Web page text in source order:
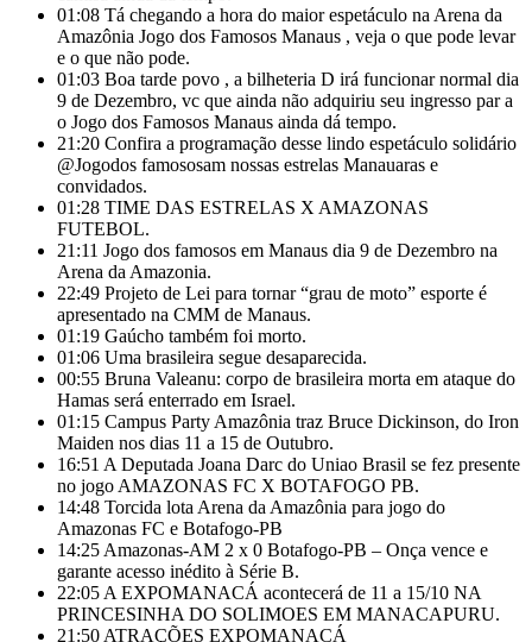
01:08 Tá chegando a hora do maior espetáculo na Arena da
Amazônia Jogo dos Famosos Manaus , veja o que pode levar
e o que não pode.
01:03 Boa tarde povo , a bilheteria D irá funcionar normal dia
9 de Dezembro, vc que ainda não adquiriu seu ingresso par a
o Jogo dos Famosos Manaus ainda dá tempo.
21:20 Confira a programação desse lindo espetáculo solidário
@Jogodos famososam nossas estrelas Manauaras e
convidados.
01:28 TIME DAS ESTRELAS X AMAZONAS
FUTEBOL.
21:11 Jogo dos famosos em Manaus dia 9 de Dezembro na
Arena da Amazonia.
22:49 Projeto de Lei para tornar “grau de moto” esporte é
apresentado na CMM de Manaus.
01:19 Gaúcho também foi morto.
01:06 Uma brasileira segue desaparecida.
00:55 Bruna Valeanu: corpo de brasileira morta em ataque do
Hamas será enterrado em Israel.
01:15 Campus Party Amazônia traz Bruce Dickinson, do Iron
Maiden nos dias 11 a 15 de Outubro.
16:51 A Deputada Joana Darc do Uniao Brasil se fez presente
no jogo AMAZONAS FC X BOTAFOGO PB.
14:48 Torcida lota Arena da Amazônia para jogo do
Amazonas FC e Botafogo-PB
14:25 Amazonas-AM 2 x 0 Botafogo-PB – Onça vence e
garante acesso inédito à Série B.
22:05 A EXPOMANACÁ acontecerá de 11 a 15/10 NA
PRINCESINHA DO SOLIMOES EM MANACAPURU.
21:50 ATRAÇÕES EXPOMANACÁ